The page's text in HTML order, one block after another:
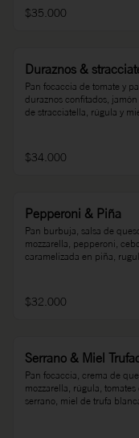
$35.000
Duraznos &
Pan focaccia de tomate y
duraznos confitados,
de stracciatella, rúgula y
$34.000
Pepperoni & Piña
Pan burbuja, salsa de
mozzarella, pepperoni,
caramelizada en piña,
$32.000
Serrano & Miel
Pan focaccia, crema de
mozzarella, rúgula,
serrano, miel de trufa